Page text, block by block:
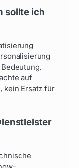
sollte ich
auf
kein Ersatz für